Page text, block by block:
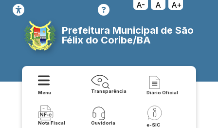
A- A A+
Prefeitura Municipal de São
Félix do Coribe/BA
Menu Transparência Diário Oficial
Nota Fiscal Ouvidoria e-SIC